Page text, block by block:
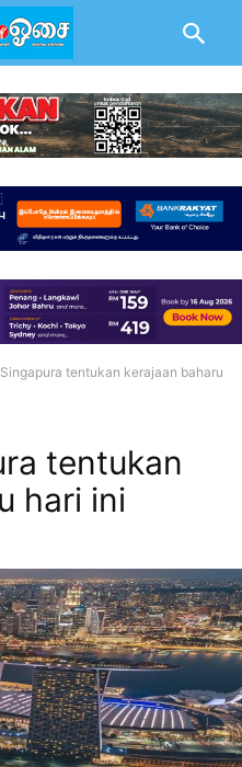
tentukan kerajaan baharu
tentukan
hari ini